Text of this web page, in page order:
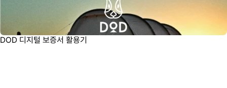
DOD 디지털 보증서 활용기